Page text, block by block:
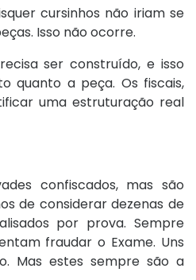
cursinhos não iriam se
Isso não ocorre.
ser construído, e isso
quanto a peça. Os fiscais,
uma estruturação real
confiscados, mas são
de considerar dezenas de
por prova. Sempre
fraudar o Exame. Uns
Mas estes sempre são a